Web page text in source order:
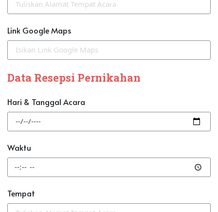
Link Google Maps
Data Resepsi Pernikahan
Hari & Tanggal Acara
Waktu
Tempat